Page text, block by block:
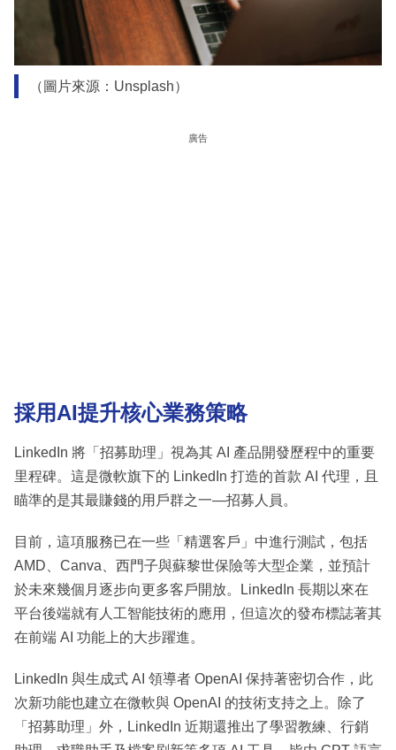
（圖片來源：Unsplash）
廣告
採用AI提升核心業務策略
LinkedIn 將「招募助理」視為其 AI 產品開發歷程中的重要
里程碑。這是微軟旗下的 LinkedIn 打造的首款 AI 代理，且
瞄準的是其最賺錢的用戶群之一—招募人員。
目前，這項服務已在一些「精選客戶」中進行測試，包括
AMD、Canva、西門子與蘇黎世保險等大型企業，並預計
於未來幾個月逐步向更多客戶開放。LinkedIn 長期以來在
平台後端就有人工智能技術的應用，但這次的發布標誌著其
在前端 AI 功能上的大步躍進。
LinkedIn 與生成式 AI 領導者 OpenAI 保持著密切合作，此
次新功能也建立在微軟與 OpenAI 的技術支持之上。除了
「招募助理」外，LinkedIn 近期還推出了學習教練、行銷